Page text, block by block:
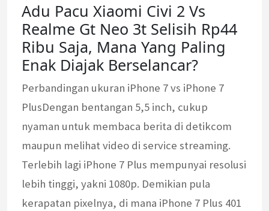
Adu Pacu Xiaomi Civi 2 Vs
Realme Gt Neo 3t Selisih Rp44
Ribu Saja, Mana Yang Paling
Enak Diajak Berselancar?
Perbandingan ukuran iPhone 7 vs iPhone 7
PlusDengan bentangan 5,5 inch, cukup
nyaman untuk membaca berita di detikcom
maupun melihat video di service streaming.
Terlebih lagi iPhone 7 Plus mempunyai resolusi
lebih tinggi, yakni 1080p. Demikian pula
kerapatan pixelnya, di mana iPhone 7 Plus 401